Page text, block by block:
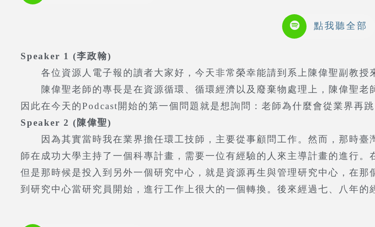
點我聽全部
Speaker 1 (李政翰)
各位資源人電子報的讀者大家好，今天非常榮幸能請到系上陳偉聖副教授
陳偉聖老師的專長是在資源循環、循環經濟以及廢棄物處理上，陳偉聖老
因此在今天的Podcast開始的第一個問題就是想詢問：老師為什麼會從業界再
Speaker 2 (陳偉聖)
因為其實當時我在業界擔任環工技師，主要從事顧問工作。然而，那時臺
師在成功大學主持了一個科專計畫，需要一位有經驗的人來主導計畫的進行
但是那時候是投入到另外一個研究中心，就是資源再生與管理研究中心，在
到研究中心當研究員開始，進行工作上很大的一個轉換。後來經過七、八年的